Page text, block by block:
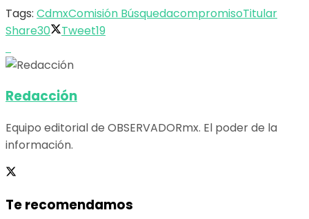
Tags: CdmxComisión BúsquedacompromisoTitular
Share30 Tweet19
Redacción
Equipo editorial de OBSERVADORmx. El poder de la
información.
Te recomendamos